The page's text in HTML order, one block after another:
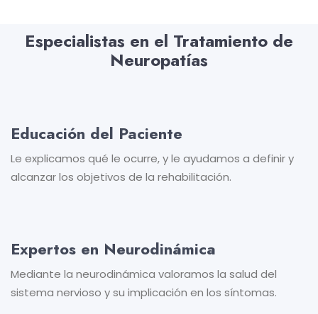
Especialistas en el Tratamiento de
Neuropatías
Educación del Paciente
Le explicamos qué le ocurre, y le ayudamos a definir y
alcanzar los objetivos de la rehabilitación.
Expertos en Neurodinámica
Mediante la neurodinámica valoramos la salud del
sistema nervioso y su implicación en los síntomas.